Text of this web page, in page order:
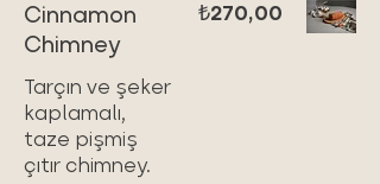
Cinnamon
Chimney
Tarçın ve şeker
kaplamalı,
taze pişmiş
çıtır chimney.
₺270,00